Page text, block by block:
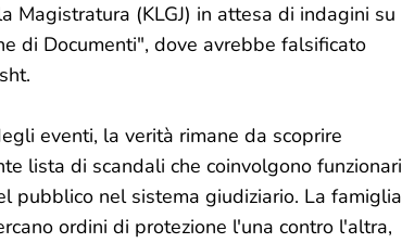
Magistratura (KLGJ) in attesa di indagini su
di Documenti", dove avrebbe falsificato
eventi, la verità rimane da scoprire
lista di scandali che coinvolgono funzionari
pubblico nel sistema giudiziario. La famiglia
ordini di protezione l'una contro l'altra,